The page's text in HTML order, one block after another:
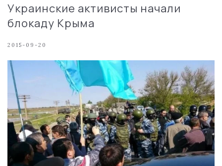
Украинские активисты начали
блокаду Крыма
2015-09-20